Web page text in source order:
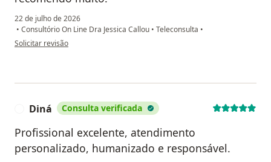
22 de julho de 2026
• Consultório On Line Dra Jessica Callou • Teleconsulta •
na opinião do utilizador Natália Burkert
Solicitar revisão
Diná Consulta verificada
Profissional excelente, atendimento
personalizado, humanizado e responsável.